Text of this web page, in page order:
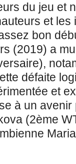
du jeu et
et
bon
(2019) a
défaite
et
à un
(2ème